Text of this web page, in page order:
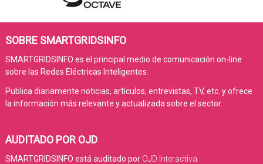
SOBRE SMARTGRIDSINFO
SMARTGRIDSINFO es el principal medio de comunicación on-line
sobre las Redes Eléctricas Inteligentes.
Publica diariamente noticias, artículos, entrevistas, TV, etc. y ofrece
la información más relevante y actualizada sobre el sector.
AUDITADO POR OJD
SMARTGRIDSINFO está auditado por OJD Interactiva